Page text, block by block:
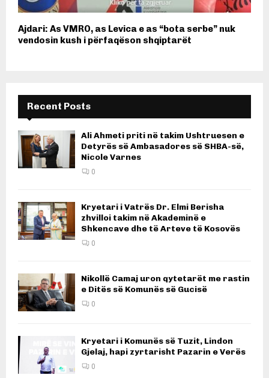
Ajdari: As VMRO, as Levica e as “bota serbe” nuk
vendosin kush i përfaqëson shqiptarët
Recent Posts
Ali Ahmeti priti në takim Ushtruesen e
Detyrës së Ambasadores së SHBA-së,
Nicole Varnes
0
Kryetari i Vatrës Dr. Elmi Berisha
zhvilloi takim në Akademinë e
Shkencave dhe të Arteve të Kosovës
0
Nikollë Camaj uron qytetarët me rastin
e Ditës së Komunës së Gucisë
0
Kryetari i Komunës së Tuzit, Lindon
Gjelaj, hapi zyrtarisht Pazarin e Verës
0